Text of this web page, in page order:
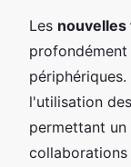
Les
l'utilisation
permettant